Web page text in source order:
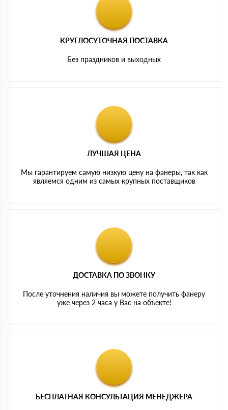
КРУГЛОСУТОЧНАЯ ПОСТАВКА
Без праздников и выходных
ЛУЧШАЯ ЦЕНА
Мы гарантируем самую низкую цену на фанеры, так как
являемся одним из самых крупных поставщиков
ДОСТАВКА ПО ЗВОНКУ
После уточнения наличия вы можете получить фанеру
уже через 2 часа у Вас на объекте!
БЕСПЛАТНАЯ КОНСУЛЬТАЦИЯ МЕНЕДЖЕРА